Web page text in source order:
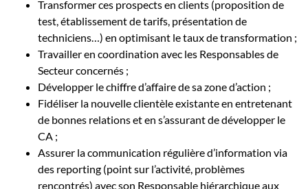
Transformer ces prospects en clients (proposition de
test, établissement de tarifs, présentation de
techniciens…) en optimisant le taux de transformation ;
Travailler en coordination avec les Responsables de
Secteur concernés ;
Développer le chiffre d’affaire de sa zone d’action ;
Fidéliser la nouvelle clientèle existante en entretenant
de bonnes relations et en s’assurant de développer le
CA ;
Assurer la communication régulière d’information via
des reporting (point sur l’activité, problèmes
rencontrés) avec son Responsable hiérarchique aux